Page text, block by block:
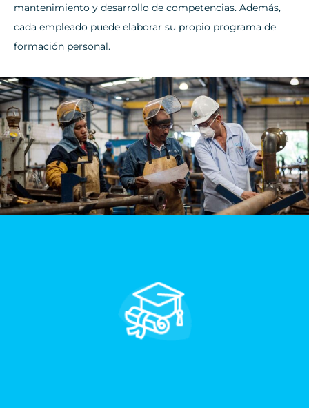
mantenimiento y desarrollo de competencias. Además,
cada empleado puede elaborar su propio programa de
formación personal.